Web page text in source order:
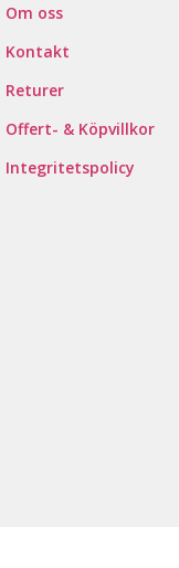
Om oss
Kontakt
Returer
Offert- & Köpvillkor
Integritetspolicy